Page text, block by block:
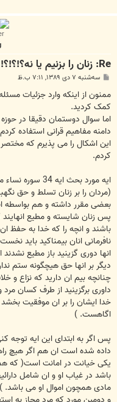
Re: زنان را بزنيم يا نه؟!؟!؟!
ت
سه‌شنبه ۷ دی ۱۳۸۹, ۷:۱۱ ب.ظ
ممنون از اینکه وارد جزئیات
کمک کردید.
اما سوال دوستمان دقیقا در حوزه
دامنه مفاهیم قرانی استفاده
این اشکال را می پذیرم که
کردم.
ایه مورد بحث ایه 34 سوره نساء می باشد به این مضمون:
(مردان را بر زنان تسلط و حق
بعضی مقرر داشته و هم بواسطه
پس زنان شایسته و مطیع
باشند و انچه را که خدا به حفظ
نافرمانی انان بیمناکید باید
انها دوری گزینید باز مطیع نشدند
دیگر بر انها حق هیچگونه ستم
چنانچه بیم ان دارید که نزاع و
داوری برگزینید از طرف کسان
خدا ایشان را بر ان موفقیت
اگاهست. )
پس اگر به ابتدای این ایه توجه
داده شده است ان هم اگر هیچ
یکی خیانت در امانت است( که
باشد در غیاب او و ان شامل
مادی همچون اموال او می باشد. )